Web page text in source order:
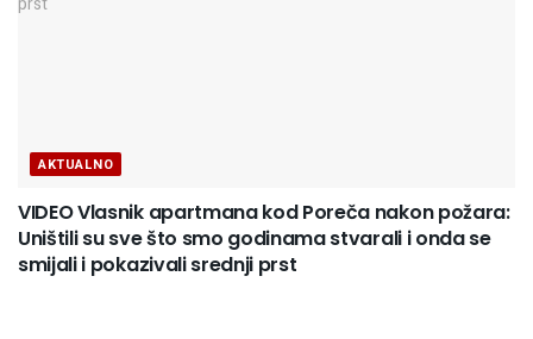
AKTUALNO
VIDEO Vlasnik apartmana kod Poreča nakon požara:
Uništili su sve što smo godinama stvarali i onda se
smijali i pokazivali srednji prst